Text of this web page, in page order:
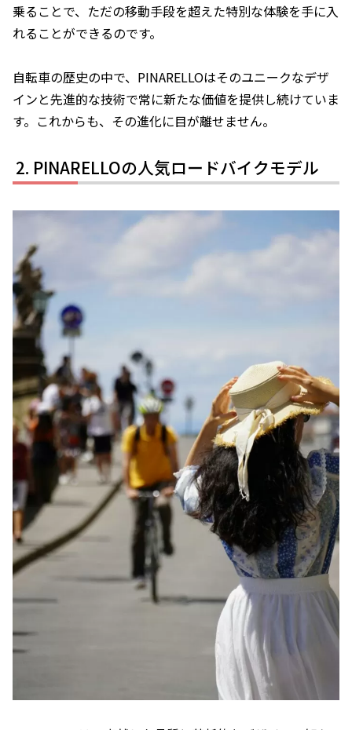
乗ることで、ただの移動手段を超えた特別な体験を手に入
れることができるのです。
自転車の歴史の中で、PINARELLOはそのユニークなデザ
インと先進的な技術で常に新たな価値を提供し続けていま
す。これからも、その進化に目が離せません。
PINARELLOの人気ロードバイクモデル